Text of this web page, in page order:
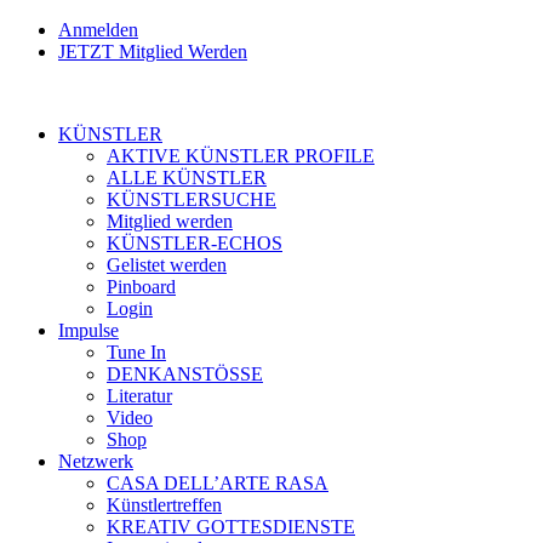
Anmelden
JETZT Mitglied Werden
KÜNSTLER
AKTIVE KÜNSTLER PROFILE
ALLE KÜNSTLER
KÜNSTLERSUCHE
Mitglied werden
KÜNSTLER-ECHOS
Gelistet werden
Pinboard
Login
Impulse
Tune In
DENKANSTÖSSE
Literatur
Video
Shop
Netzwerk
CASA DELL’ARTE RASA
Künstlertreffen
KREATIV GOTTESDIENSTE